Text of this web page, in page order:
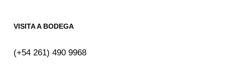
VISITA A BODEGA
(+54 261) 490 9968